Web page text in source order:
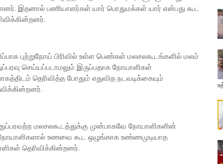
இதனால் பணியாளர்கள் யார் பொதுமக்கள் யார் என்பது கூட
புற்றுநோய் பிரிவில் உள்ள பெண்கள் மலசலகூடங்களில் மலம்
செய்யப்படாமலும் இருப்பதாக நோயாளிகள்
தெரிவித்த போதும் எதுவித நடவடிக்கையும்
மலசலகூடத்துக்கு முன்பாகவே நோயாளிகளின்
உணவை கூட ஒழுங்காக உண்ணமுடியாத
தெரிவிக்கின்றனர்.